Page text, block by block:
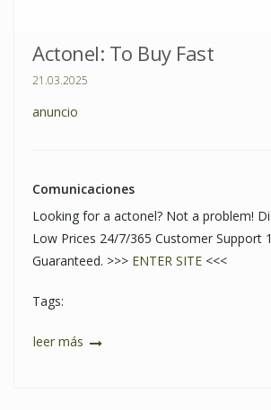
Actonel: To Buy Fast
21.03.2025
anuncio
Comunicaciones
Looking for a actonel? Not a problem!
Low Prices 24/7/365 Customer Support
Guaranteed. >>> ENTER SITE <<<
Tags:
leer más